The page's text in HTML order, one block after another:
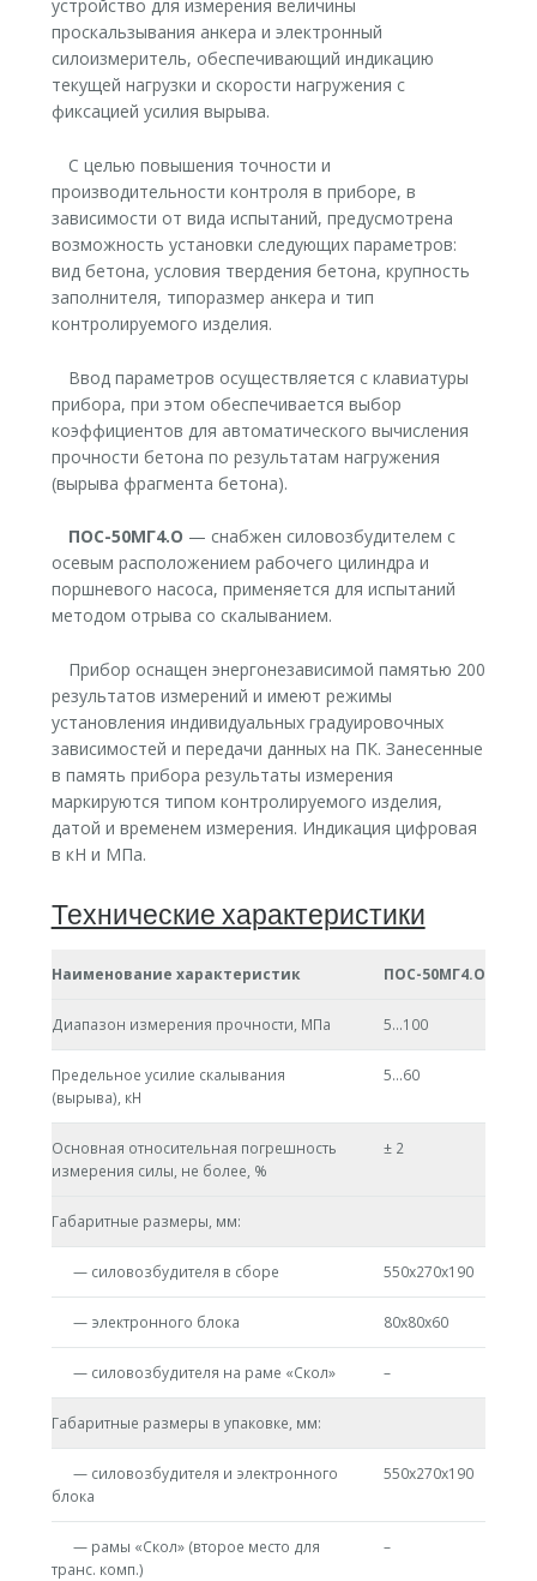
устройство для измерения величины
проскальзывания анкера и электронный
силоизмеритель, обеспечивающий индикацию
текущей нагрузки и скорости нагружения с
фиксацией усилия вырыва.
С целью повышения точности и
производительности контроля в приборе, в
зависимости от вида испытаний, предусмотрена
возможность установки следующих параметров:
вид бетона, условия твердения бетона, крупность
заполнителя, типоразмер анкера и тип
контролируемого изделия.
Ввод параметров осуществляется с клавиатуры
прибора, при этом обеспечивается выбор
коэффициентов для автоматического вычисления
прочности бетона по результатам нагружения
(вырыва фрагмента бетона).
ПОС-50МГ4.О — снабжен силовозбудителем с
осевым расположением рабочего цилиндра и
поршневого насоса, применяется для испытаний
методом отрыва со скалыванием.
Прибор оснащен энергонезависимой памятью 200
результатов измерений и имеют режимы
установления индивидуальных градуировочных
зависимостей и передачи данных на ПК. Занесенные
в память прибора результаты измерения
маркируются типом контролируемого изделия,
датой и временем измерения. Индикация цифровая
в кН и МПа.
Технические характеристики
Наименование характеристик ПОС-50МГ4.О
Диапазон измерения прочности, МПа 5…100
Предельное усилие скалывания
(вырыва), кН
5…60
Основная относительная погрешность
измерения силы, не более, %
± 2
Габаритные размеры, мм:
— силовозбудителя в сборе 550х270х190
— электронного блока 80x80x60
— силовозбудителя на раме «Скол» –
Габаритные размеры в упаковке, мм:
— силовозбудителя и электронного
блока
550х270х190
— рамы «Скол» (второе место для
транс. комп.)
–